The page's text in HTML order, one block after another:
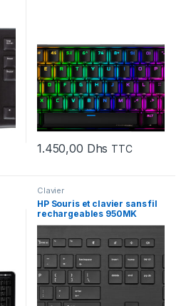
1.450,00 Dhs TTC
Clavier
HP Souris et clavier sans fil
rechargeables 950MK
Souris et clavier sans fil
(3M165AA)